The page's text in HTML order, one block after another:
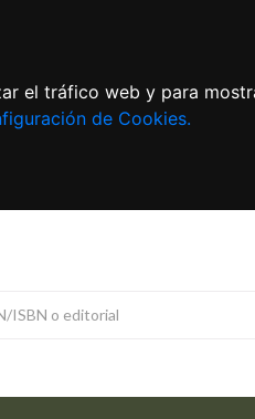
el tráfico web y para
de Cookies.